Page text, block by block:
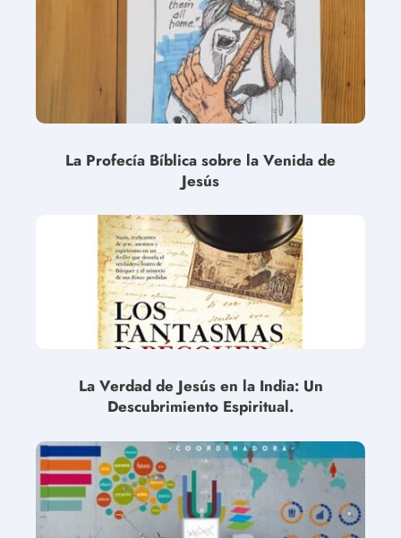
La Profecía Bíblica sobre la Venida de
Jesús
La Verdad de Jesús en la India: Un
Descubrimiento Espiritual.